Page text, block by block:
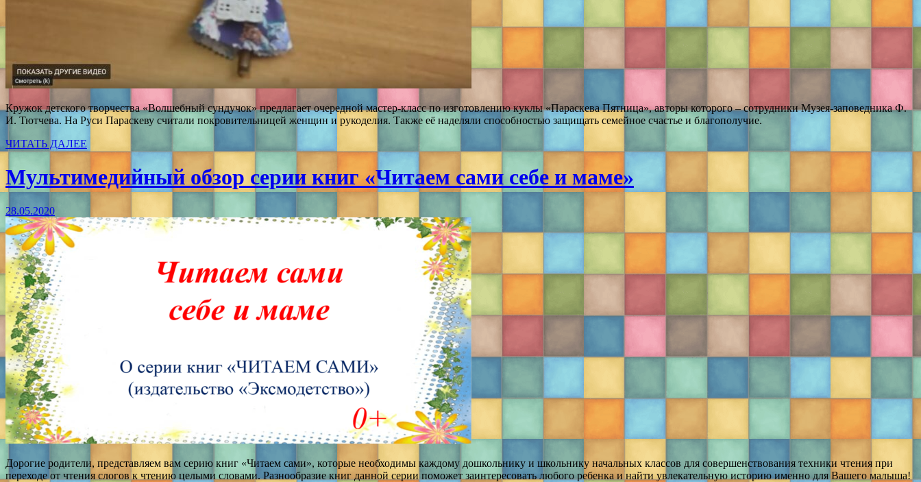
Кружок детского творчества «Волшебный сундучок» предлагает очередной мастер-класс по изготовлению куклы «Параскева Пятница», авторы которого – сотрудники Музея-заповедника Ф.
И. Тютчева. На Руси Параскеву считали покровительницей женщин и рукоделия. Также её наделяли способностью защищать семейное счастье и благополучие.
ЧИТАТЬ ДАЛЕЕ
Мультимедийный обзор серии книг «Читаем сами себе и маме»
28.05.2020
Дорогие родители, представляем вам серию книг «Читаем сами», которые необходимы каждому дошкольнику и школьнику начальных классов для совершенствования техники чтения при
переходе от чтения слогов к чтению целыми словами. Разнообразие книг данной серии поможет заинтересовать любого ребенка и найти увлекательную историю именно для Вашего малыша!